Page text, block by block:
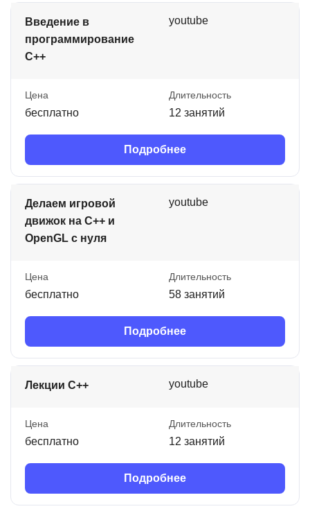
Введение в
программирование
C++
youtube
Цена
бесплатно
Длительность
12 занятий
Подробнее
Делаем игровой
движок на C++ и
OpenGL с нуля
youtube
Цена
бесплатно
Длительность
58 занятий
Подробнее
Лекции C++ youtube
Цена
бесплатно
Длительность
12 занятий
Подробнее